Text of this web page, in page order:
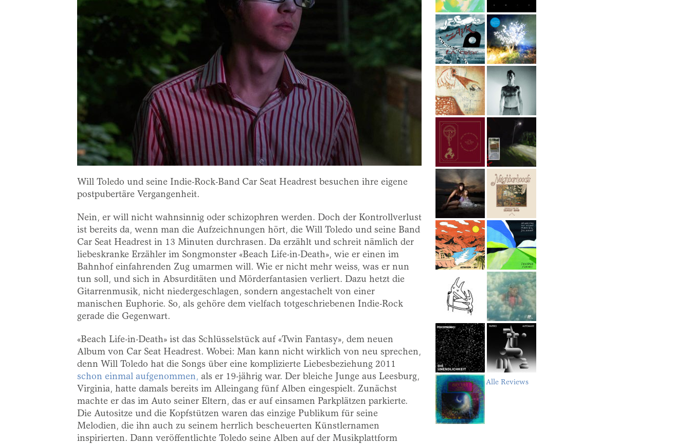
Will Toledo und seine Indie-Rock-Band Car Seat Headrest besuchen ihre eigene
postpubertäre Vergangenheit.
Nein, er will nicht wahnsinnig oder schizophren werden. Doch der Kontrollverlust
ist bereits da, wenn man die Aufzeichnungen hört, die Will Toledo und seine Band
Car Seat Headrest in 13 Minuten durchrasen. Da erzählt und schreit nämlich der
liebeskranke Erzähler im Songmonster «Beach Life-in-Death», wie er einen im
Bahnhof einfahrenden Zug umarmen will. Wie er nicht mehr weiss, was er nun
tun soll, und sich in Absurditäten und Mörderfantasien verliert. Dazu hetzt die
Gitarrenmusik, nicht niedergeschlagen, sondern angestachelt von einer
manischen Euphorie. So, als gehöre dem vielfach totgeschriebenen Indie-Rock
gerade die Gegenwart.
«Beach Life-in-Death» ist das Schlüsselstück auf «Twin Fantasy», dem neuen
Album von Car Seat Headrest. Wobei: Man kann nicht wirklich von neu sprechen,
denn Will Toledo hat die Songs über eine komplizierte Liebesbeziehung 2011
schon einmal aufgenommen, als er 19-jährig war. Der bleiche Junge aus Leesburg,
Virginia, hatte damals bereits im Alleingang fünf Alben eingespielt. Zunächst
machte er das im Auto seiner Eltern, das er auf einsamen Parkplätzen parkierte.
Die Autositze und die Kopfstützen waren das einzige Publikum für seine
Melodien, die ihn auch zu seinem herrlich bescheuerten Künstlernamen
inspirierten. Dann veröffentlichte Toledo seine Alben auf der Musikplattform
Alle Reviews